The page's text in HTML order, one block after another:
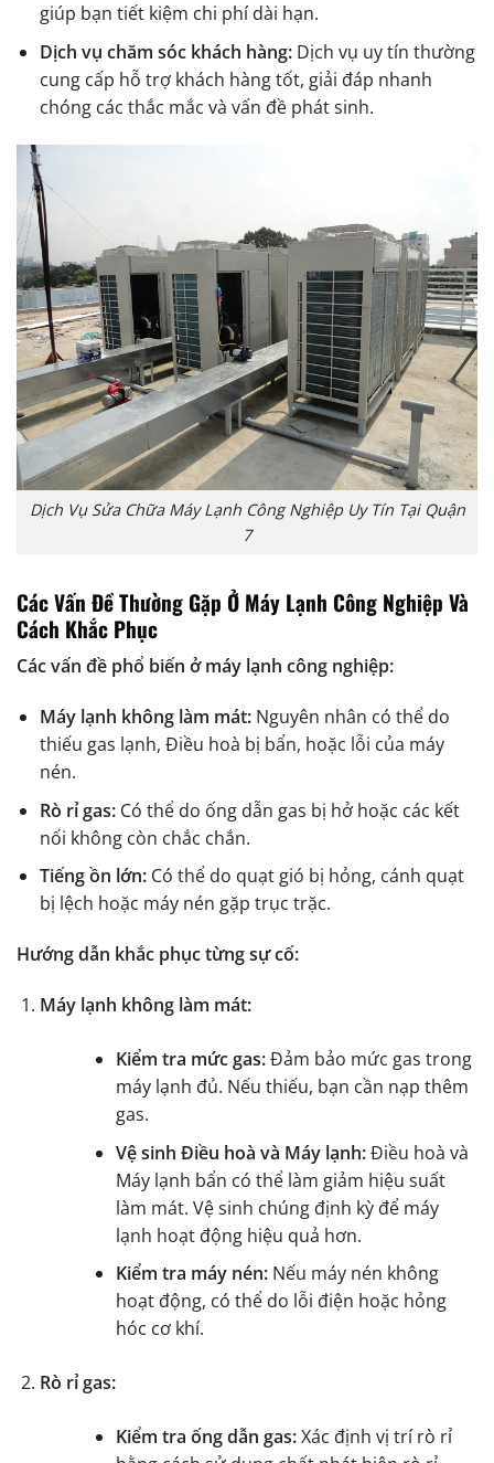
giúp bạn tiết kiệm chi phí dài hạn.
Dịch vụ chăm sóc khách hàng:Dịch vụ uy tín thường
cung cấp hỗ trợ khách hàng tốt, giải đáp nhanh
chóng các thắc mắc và vấn đề phát sinh.
Dịch Vụ Sửa Chữa Máy Lạnh Công Nghiệp Uy Tín Tại Quận
7
Các Vấn Đề Thường Gặp Ở Máy Lạnh Công Nghiệp Và
Cách Khắc Phục
Các vấn đề phổ biến ở máy lạnh công nghiệp:
Máy lạnh không làm mát:Nguyên nhân có thể do
thiếu gas lạnh, Điều hoà bị bẩn, hoặc lỗi của máy
nén.
Rò rỉ gas:Có thể do ống dẫn gas bị hở hoặc các kết
nối không còn chắc chắn.
Tiếng ồn lớn:Có thể do quạt gió bị hỏng, cánh quạt
bị lệch hoặc máy nén gặp trục trặc.
Hướng dẫn khắc phục từng sự cố:
Máy lạnh không làm mát:
Kiểm tra mức gas:Đảm bảo mức gas trong
máy lạnh đủ. Nếu thiếu, bạn cần nạp thêm
gas.
Vệ sinh Điều hoà và Máy lạnh:Điều hoà và
Máy lạnh bẩn có thể làm giảm hiệu suất
làm mát. Vệ sinh chúng định kỳ để máy
lạnh hoạt động hiệu quả hơn.
Kiểm tra máy nén:Nếu máy nén không
hoạt động, có thể do lỗi điện hoặc hỏng
hóc cơ khí.
Rò rỉ gas:
Kiểm tra ống dẫn gas:Xác định vị trí rò rỉ